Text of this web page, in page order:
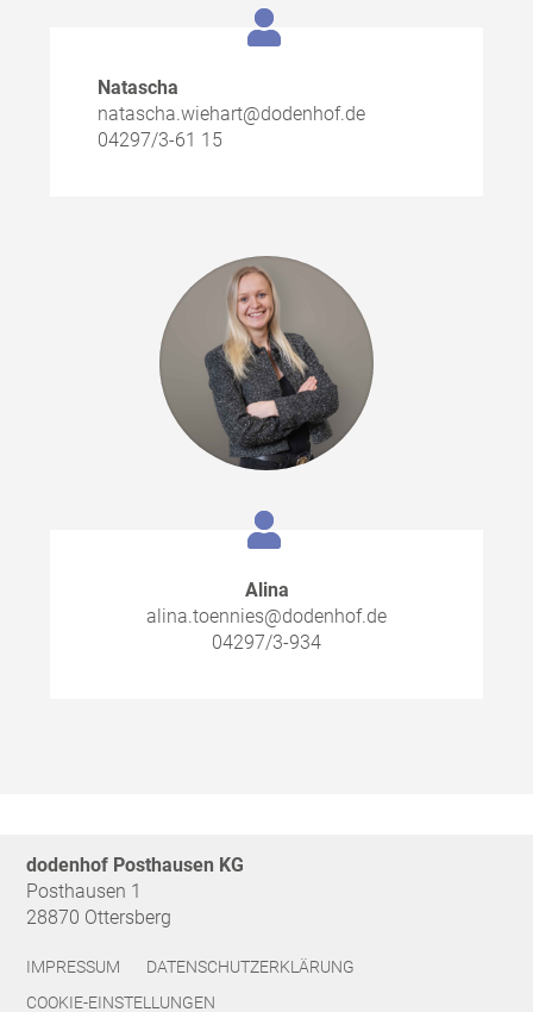
Natascha
natascha.wiehart@dodenhof.de
04297/3-61 15
Alina
alina.toennies@dodenhof.de
04297/3-934
dodenhof Posthausen KG
Posthausen 1
28870 Ottersberg
IMPRESSUM
DATENSCHUTZERKLÄRUNG
COOKIE-EINSTELLUNGEN